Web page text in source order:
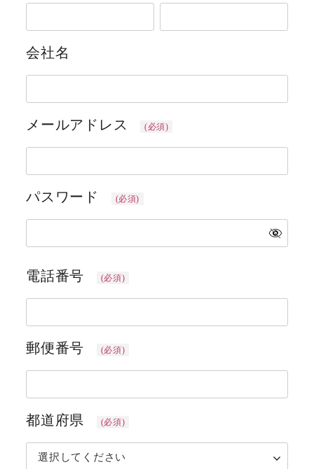
会社名
メールアドレス (必須)
パスワード (必須)
電話番号 (必須)
郵便番号 (必須)
都道府県 (必須)